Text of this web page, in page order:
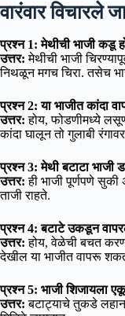
वारंवार विचारले
प्रश्न 1: मेथीची भाजी कडू
उत्तर: मेथीची भाजी
निथळून मगच चिरा. तसेच
प्रश्न 2: या भाजीत कांदा
उत्तर: होय, फोडणीमध्ये
कांदा घालून तो गुलाबी
प्रश्न 3: मेथी बटाटा भाजी
उत्तर: ही भाजी पूर्णपणे
ताजी राहते.
प्रश्न 4: बटाटे उकडून
उत्तर: होय, वेळेची बचत
देखील या भाजीत वापरू
प्रश्न 5: भाजी शिजायला
उत्तर: बटाट्याचे तुकडे